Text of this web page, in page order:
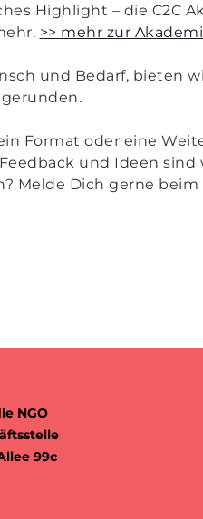
Highlight – die C2C
>> mehr zur
und Bedarf, bieten
Format oder eine
und Ideen
Melde Dich gerne
NGO
99c